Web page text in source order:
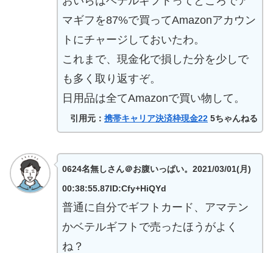
マギフを87%で買ってAmazonアカウン
トにチャージしておいたわ。
これまで、現金化で損した分を少しで
も多く取り返すぞ。
日用品は全てAmazonで買い物して。
引用元： 携帯キャリア決済枠現金22 5ちゃんねる
0624名無しさん＠お腹いっぱい。2021/03/01(月)
00:38:55.87ID:Cfy+HiQYd
普通に自分でギフトカード、アマテン
かベテルギフトで売ったほうがよく
ね？